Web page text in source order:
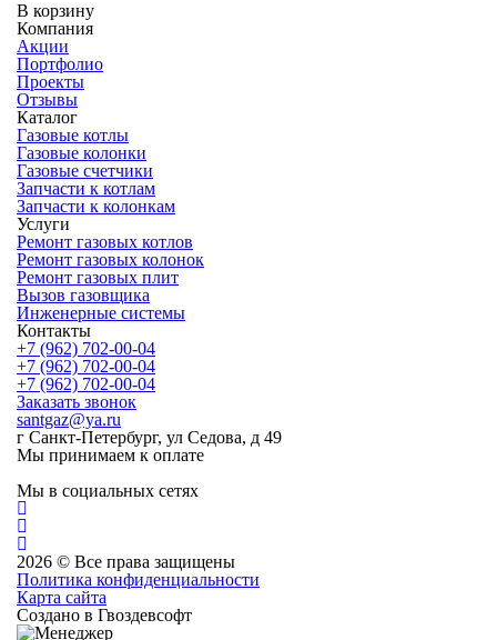
В корзину
Компания
Акции
Портфолио
Проекты
Отзывы
Каталог
Газовые котлы
Газовые колонки
Газовые счетчики
Запчасти к котлам
Запчасти к колонкам
Услуги
Ремонт газовых котлов
Ремонт газовых колонок
Ремонт газовых плит
Вызов газовщика
Инженерные системы
Контакты
+7 (962) 702-00-04
+7 (962) 702-00-04
+7 (962) 702-00-04
Заказать звонок
santgaz@ya.ru
г Санкт-Петербург, ул Седова, д 49
Мы принимаем к оплате
Мы в социальных сетях
2026 © Все права защищены
Политика конфиденциальности
Карта сайта
Создано в Гвоздевсофт